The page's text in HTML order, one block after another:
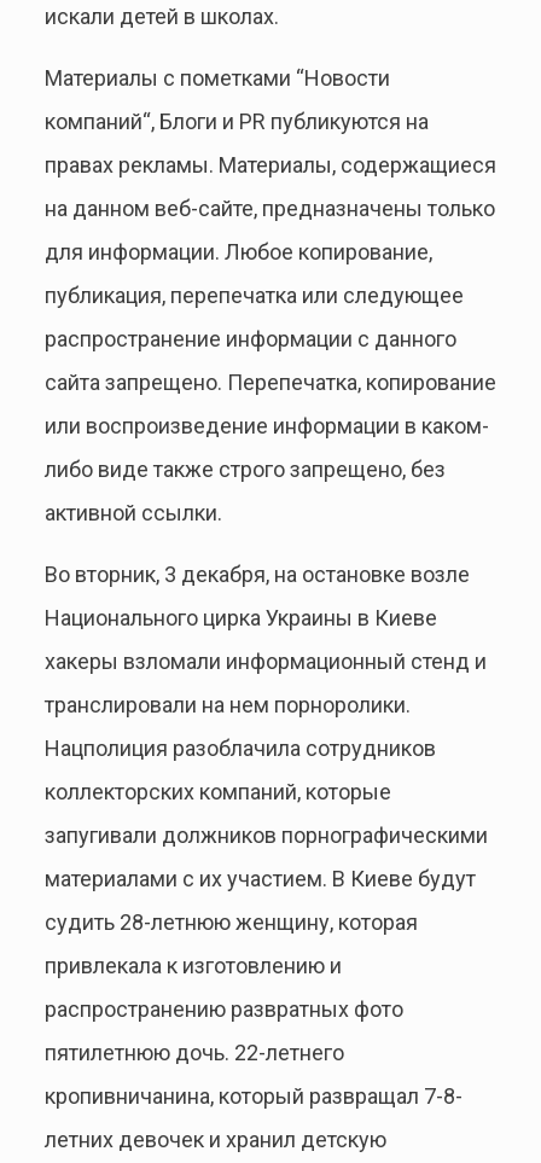
искали детей в школах.
Материалы с пометками “Новости
компаний“, Блоги и PR публикуются на
правах рекламы. Материалы, содержащиеся
на данном веб-сайте, предназначены только
для информации. Любое копирование,
публикация, перепечатка или следующее
распространение информации c данного
сайта запрещено. Перепечатка, копирование
или воспроизведение информации в каком-
либо виде также строго запрещено, без
активной ссылки.
Во вторник, 3 декабря, на остановке возле
Национального цирка Украины в Киеве
хакеры взломали информационный стенд и
транслировали на нем порноролики.
Нацполиция разоблачила сотрудников
коллекторских компаний, которые
запугивали должников порнографическими
материалами с их участием. В Киеве будут
судить 28-летнюю женщину, которая
привлекала к изготовлению и
распространению развратных фото
пятилетнюю дочь. 22-летнего
кропивничанина, который развращал 7-8-
летних девочек и хранил детскую